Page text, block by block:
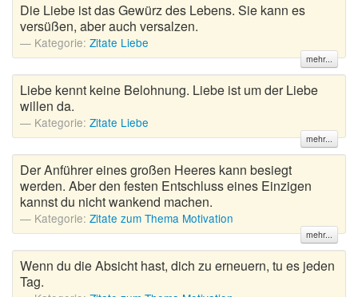
Die Liebe ist das Gewürz des Lebens. Sie kann es
versüßen, aber auch versalzen.
Kategorie: Zitate Liebe
mehr...
Liebe kennt keine Belohnung. Liebe ist um der Liebe
willen da.
Kategorie: Zitate Liebe
mehr...
Der Anführer eines großen Heeres kann besiegt
werden. Aber den festen Entschluss eines Einzigen
kannst du nicht wankend machen.
Kategorie: Zitate zum Thema Motivation
mehr...
Wenn du die Absicht hast, dich zu erneuern, tu es jeden
Tag.